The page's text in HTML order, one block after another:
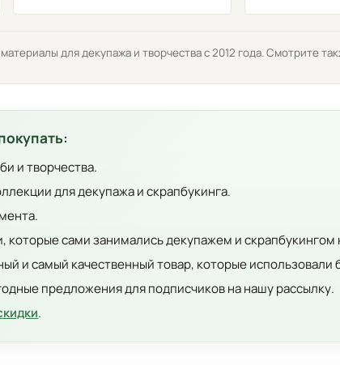
для декупажа и творчества с 2012 года. Смотрите
и творчества.
для декупажа и скрапбукинга.
которые сами занимались декупажем и скрапбукингом
и самый качественный товар, которые использовали
предложения для подписчиков на нашу рассылку.
.